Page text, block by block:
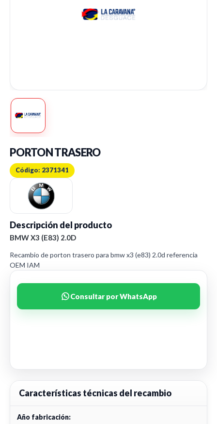
PORTON TRASERO
Código: 2371341
Descripción del producto
BMW X3 (E83) 2.0D
Recambio de porton trasero para bmw x3 (e83) 2.0d referencia
OEM IAM
Consultar por WhatsApp
Características técnicas del recambio
Año fabricación: